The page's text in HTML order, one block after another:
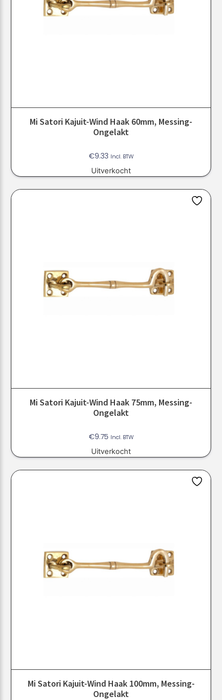
Mi Satori Kajuit-Wind Haak 60mm, Messing-
Ongelakt
€9.33 Incl. BTW
Uitverkocht
Mi Satori Kajuit-Wind Haak 75mm, Messing-
Ongelakt
€9.75 Incl. BTW
Uitverkocht
Mi Satori Kajuit-Wind Haak 100mm, Messing-
Ongelakt